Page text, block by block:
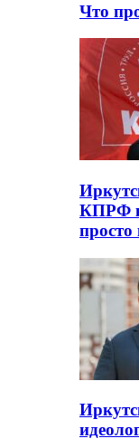
Что
КПРФ
просто